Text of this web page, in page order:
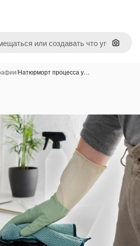
Поиск
/Натюрморт процесса у…